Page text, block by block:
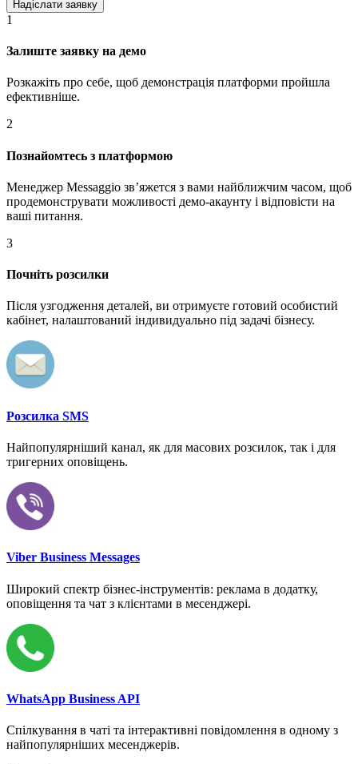
1
Залиште заявку на демо
Розкажіть про себе, щоб демонстрація платформи пройшла
ефективніше.
2
Познайомтесь з платформою
Менеджер Messaggio звʼяжется з вами найближчим часом, щоб
продемонструвати можливості демо-акаунту і відповісти на
ваші питання.
3
Почніть розсилки
Після узгодження деталей, ви отримуєте готовий особистий
кабінет, налаштований індивидуально під задачі бізнесу.
Розсилка SMS
Найпопулярніший канал, як для масових розсилок, так і для
тригерних оповіщень.
Viber Business Messages
Широкий спектр бізнес-інструментів: реклама в додатку,
оповіщення та чат з клієнтами в месенджері.
WhatsApp Business API
Спілкування в чаті та інтерактивні повідомлення в одному з
найпопулярніших месенджерів.